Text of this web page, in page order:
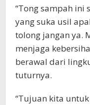
“Tong sampah ini
yang suka usil
tolong jangan ya.
menjaga
berawal dari
tuturnya.
“Tujuan kita